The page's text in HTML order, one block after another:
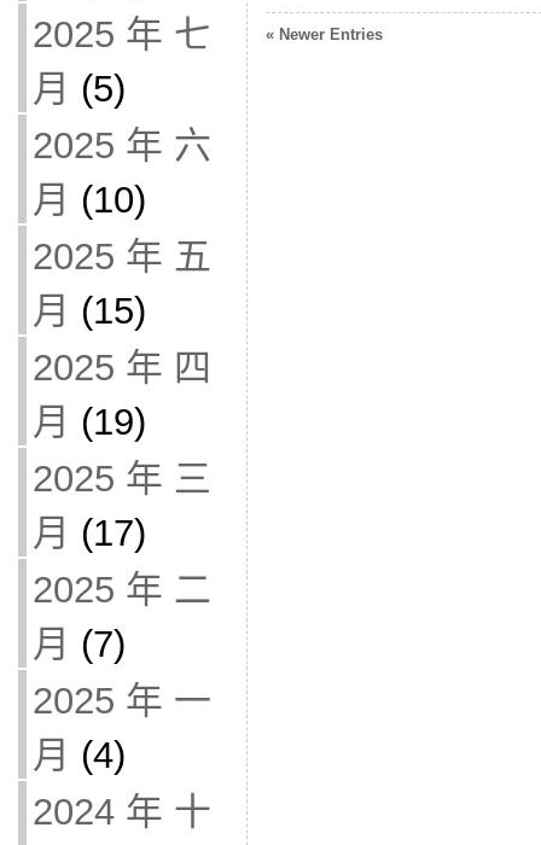
2025 年 七
月 (5)
2025 年 六
月 (10)
2025 年 五
月 (15)
2025 年 四
月 (19)
2025 年 三
月 (17)
2025 年 二
月 (7)
2025 年 一
月 (4)
2024 年 十
« Newer Entries